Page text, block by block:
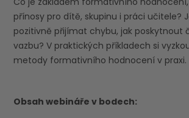
přínosy pro dítě, skupinu i práci učitele?
pozitivně přijímat chybu, jak poskytnout
vazbu? V praktických příkladech si
metody formativního hodnocení v praxi.
Obsah webináře v bodech: